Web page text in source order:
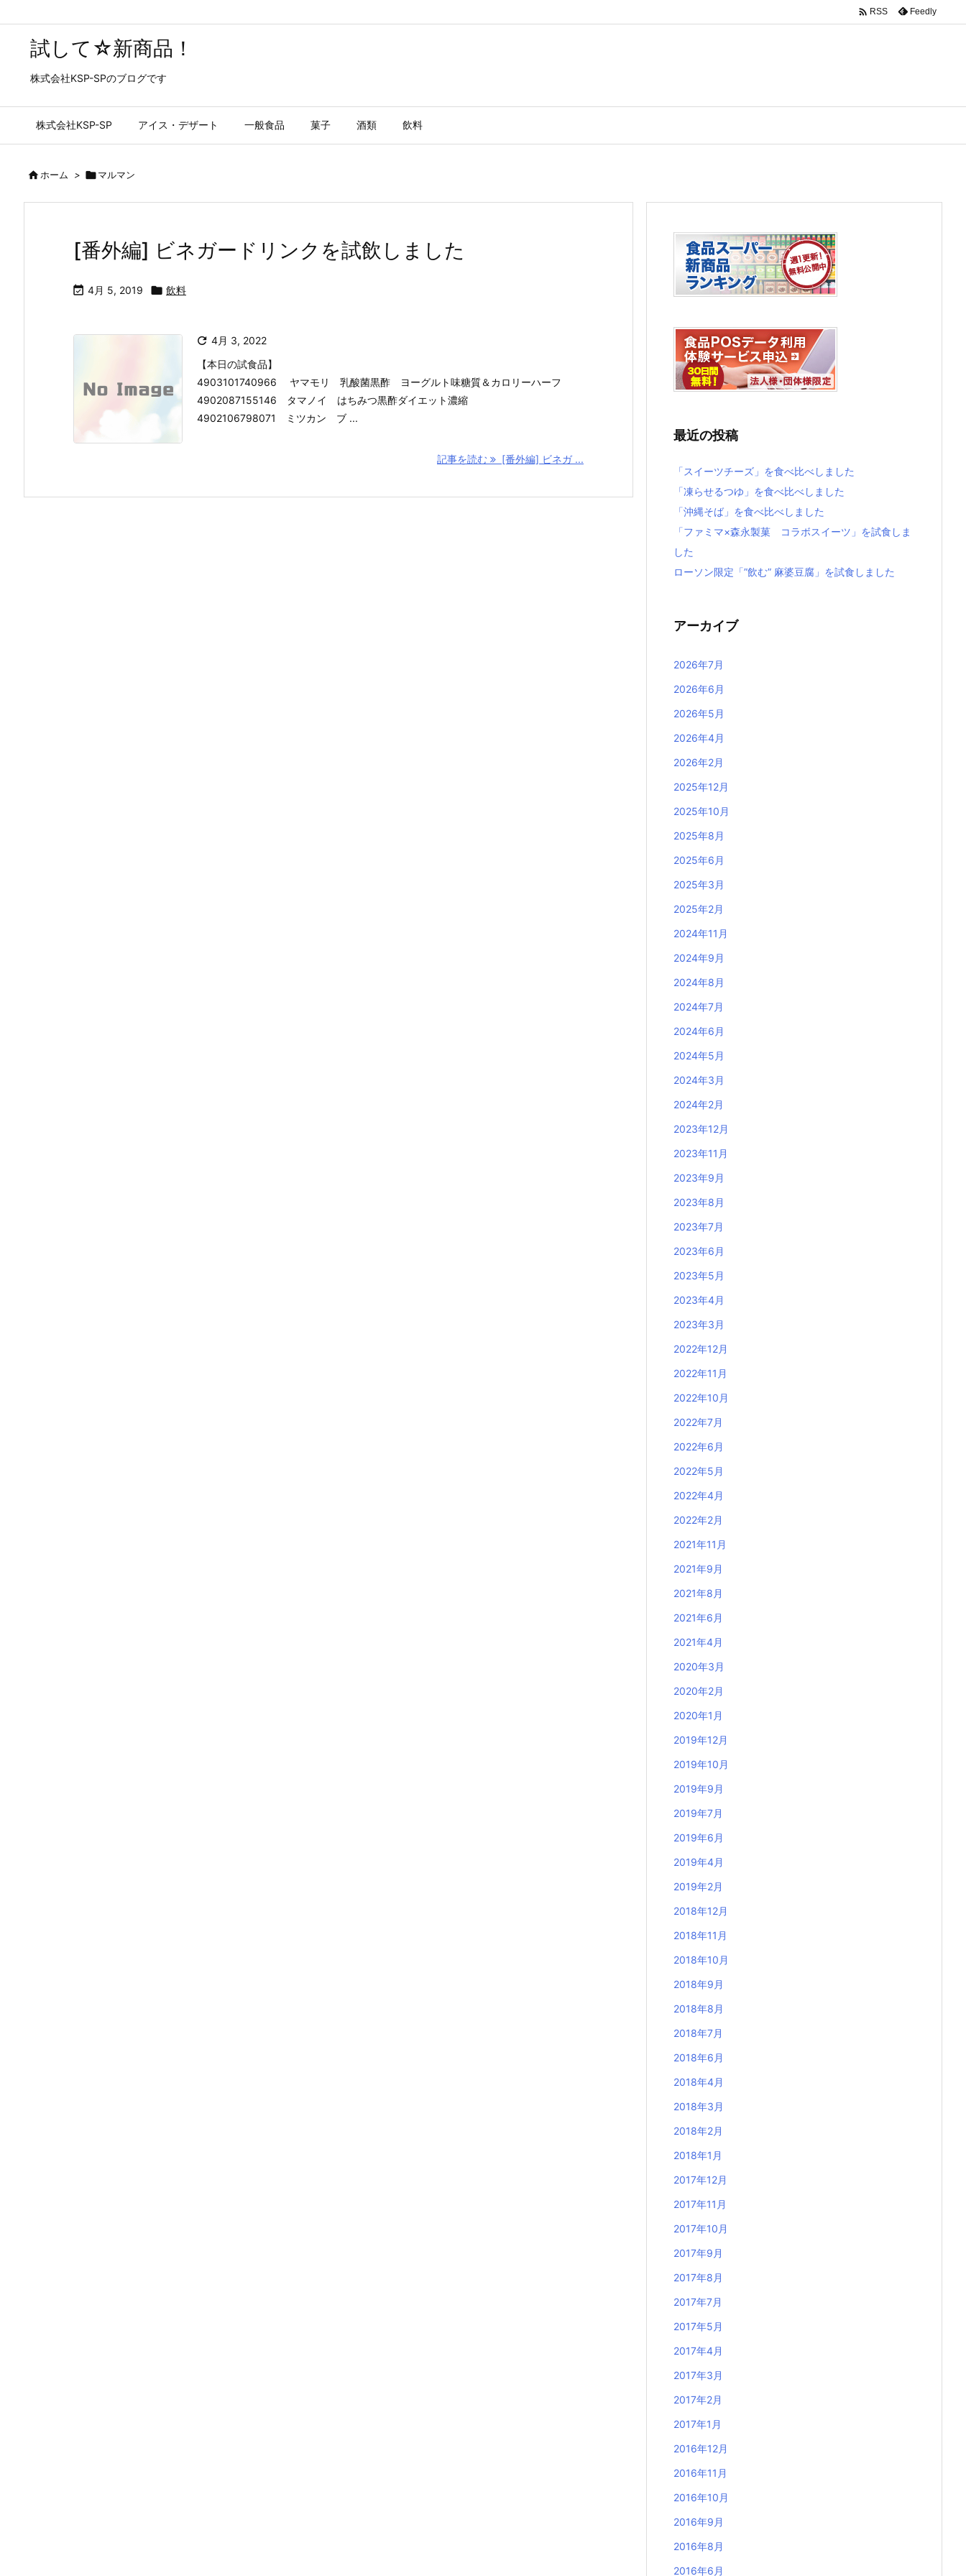
試して☆新商品！
株式会社KSP-SPのブログです
株式会社KSP-SP アイス・デザート 一般食品 菓子 酒類 飲料
 RSS Feedly
ホーム > マルマン
[番外編] ビネガードリンクを試飲しました
 4月 5, 2019  飲料
 4月 3, 2022
【本日の試食品】
4903101740966 ヤマモリ 乳酸菌黒酢 ヨーグルト味糖質＆カロリーハーフ
4902087155146 タマノイ はちみつ黒酢ダイエット濃縮
4902106798071 ミツカン ブ ...
記事を読む [番外編] ビネガ ...
最近の投稿
「スイーツチーズ」を食べ比べしました
「凍らせるつゆ」を食べ比べしました
「沖縄そば」を食べ比べしました
「ファミマ×森永製菓 コラボスイーツ」を試食しま
した
ローソン限定「”飲む” 麻婆豆腐」を試食しました
アーカイブ
2026年7月
2026年6月
2026年5月
2026年4月
2026年2月
2025年12月
2025年10月
2025年8月
2025年6月
2025年3月
2025年2月
2024年11月
2024年9月
2024年8月
2024年7月
2024年6月
2024年5月
2024年3月
2024年2月
2023年12月
2023年11月
2023年9月
2023年8月
2023年7月
2023年6月
2023年5月
2023年4月
2023年3月
2022年12月
2022年11月
2022年10月
2022年7月
2022年6月
2022年5月
2022年4月
2022年2月
2021年11月
2021年9月
2021年8月
2021年6月
2021年4月
2020年3月
2020年2月
2020年1月
2019年12月
2019年10月
2019年9月
2019年7月
2019年6月
2019年4月
2019年2月
2018年12月
2018年11月
2018年10月
2018年9月
2018年8月
2018年7月
2018年6月
2018年4月
2018年3月
2018年2月
2018年1月
2017年12月
2017年11月
2017年10月
2017年9月
2017年8月
2017年7月
2017年5月
2017年4月
2017年3月
2017年2月
2017年1月
2016年12月
2016年11月
2016年10月
2016年9月
2016年8月
2016年6月